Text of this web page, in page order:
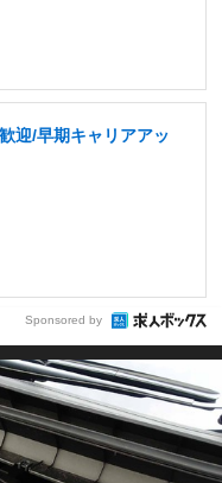
迎/早期キャリアアッ
Sponsored by